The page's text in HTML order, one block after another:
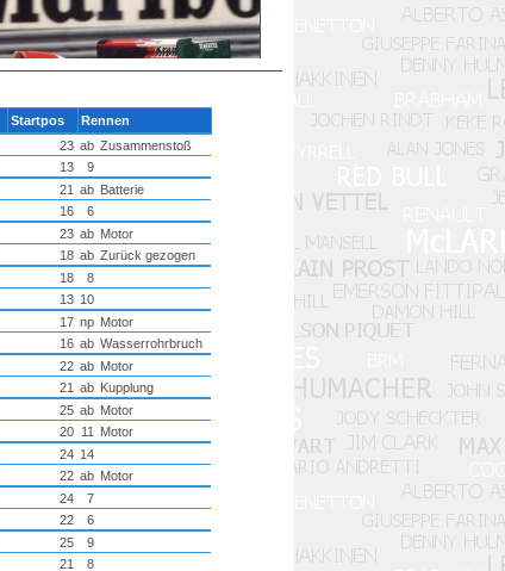
Startpos Rennen
23 ab Zusammenstoß
13 9
21 ab Batterie
16 6
23 ab Motor
18 ab Zurück gezogen
18
8
13 10
17 np Motor
16 ab Wasserrohrbruch
22 ab Motor
21 ab Kupplung
25 ab Motor
20 11 Motor
24 14
22 ab Motor
24
7
22 6
25
9
21 8